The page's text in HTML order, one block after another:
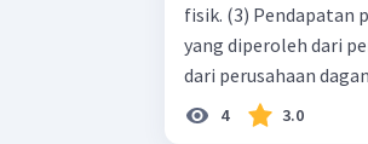
fisik. (3) Pendapatan
yang diperoleh dari
dari perusahaan
d. 1 dan 2 e. 2 dan 4
4 3.0